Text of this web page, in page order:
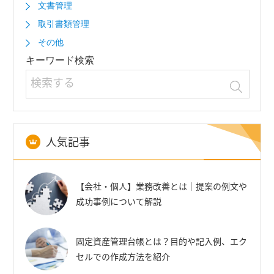
文書管理
取引書類管理
その他
キーワード検索
人気記事
【会社・個人】業務改善とは｜提案の例文や
成功事例について解説
固定資産管理台帳とは？目的や記入例、エク
セルでの作成方法を紹介